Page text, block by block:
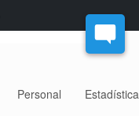
Personal